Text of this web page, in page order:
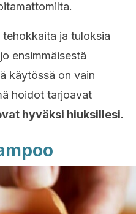
ja tuloksia
ensimmäisestä
käytössä on vain
hoidot tarjoavat
hyväksi hiuksillesi.